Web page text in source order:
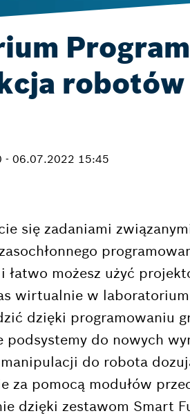
- 06.07.2022 15:45
się zadaniami
łatwo możesz użyć
wirtualnie w
dzięki programowaniu
podsystemy do nowych
do robota
za pomocą modułów
dzięki zestawom Smart